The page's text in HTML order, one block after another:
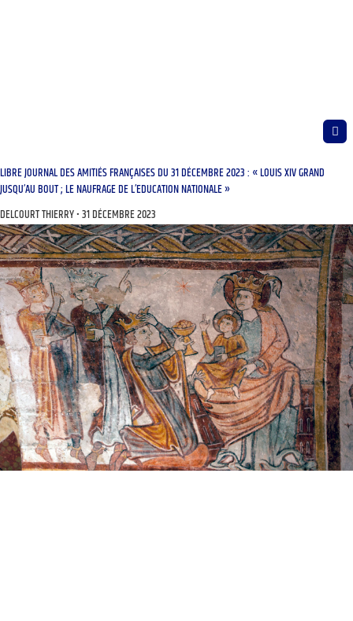
LIBRE JOURNAL DES AMITIÉS FRANÇAISES DU 31 DÉCEMBRE 2023 : « LOUIS XIV GRAND
JUSQU’AU BOUT ; LE NAUFRAGE DE L’EDUCATION NATIONALE »
DELCOURT THIERRY 31 DÉCEMBRE 2023